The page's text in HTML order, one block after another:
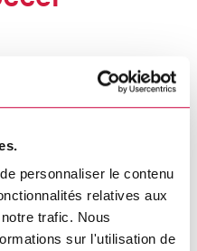
personnaliser le contenu
relatives aux
trafic. Nous
sur l'utilisation de
adeptes de soccer
préféré sur l’un
du Croissant et
pour le soccer à 5
9 joueurs ou à 11
pourvu de buts et